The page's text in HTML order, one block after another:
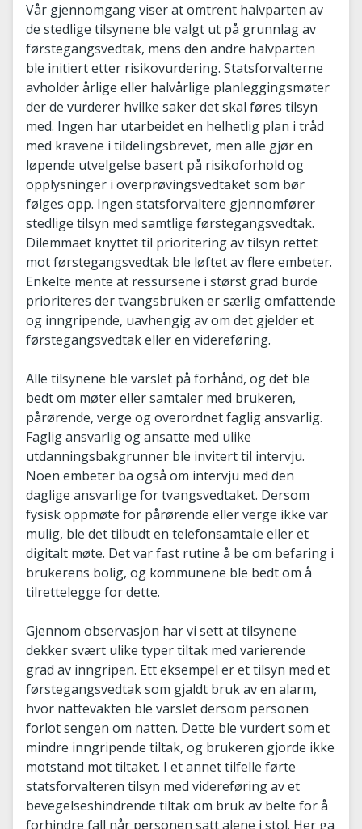
Vår gjennomgang viser at omtrent halvparten av
de stedlige tilsynene ble valgt ut på grunnlag av
førstegangsvedtak, mens den andre halvparten
ble initiert etter risikovurdering. Statsforvalterne
avholder årlige eller halvårlige planleggingsmøter
der de vurderer hvilke saker det skal føres tilsyn
med. Ingen har utarbeidet en helhetlig plan i tråd
med kravene i tildelingsbrevet, men alle gjør en
løpende utvelgelse basert på risikoforhold og
opplysninger i overprøvingsvedtaket som bør
følges opp. Ingen statsforvaltere gjennomfører
stedlige tilsyn med samtlige førstegangsvedtak.
Dilemmaet knyttet til prioritering av tilsyn rettet
mot førstegangsvedtak ble løftet av flere embeter.
Enkelte mente at ressursene i størst grad burde
prioriteres der tvangsbruken er særlig omfattende
og inngripende, uavhengig av om det gjelder et
førstegangsvedtak eller en videreføring.
Alle tilsynene ble varslet på forhånd, og det ble
bedt om møter eller samtaler med brukeren,
pårørende, verge og overordnet faglig ansvarlig.
Faglig ansvarlig og ansatte med ulike
utdanningsbakgrunner ble invitert til intervju.
Noen embeter ba også om intervju med den
daglige ansvarlige for tvangsvedtaket. Dersom
fysisk oppmøte for pårørende eller verge ikke var
mulig, ble det tilbudt en telefonsamtale eller et
digitalt møte. Det var fast rutine å be om befaring i
brukerens bolig, og kommunene ble bedt om å
tilrettelegge for dette.
Gjennom observasjon har vi sett at tilsynene
dekker svært ulike typer tiltak med varierende
grad av inngripen. Ett eksempel er et tilsyn med et
førstegangsvedtak som gjaldt bruk av en alarm,
hvor nattevakten ble varslet dersom personen
forlot sengen om natten. Dette ble vurdert som et
mindre inngripende tiltak, og brukeren gjorde ikke
motstand mot tiltaket. I et annet tilfelle førte
statsforvalteren tilsyn med videreføring av et
bevegelseshindrende tiltak om bruk av belte for å
forhindre fall når personen satt alene i stol. Her ga